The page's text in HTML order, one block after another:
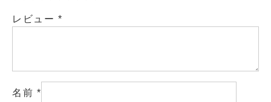
レビュー *
名前 *